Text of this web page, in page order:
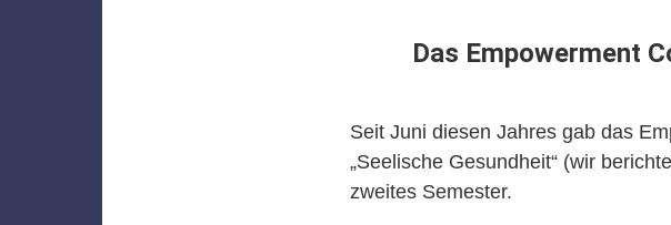
Das Empowerment
Seit Juni diesen Jahres gab das
„Seelische Gesundheit“ (wir
zweites Semester.